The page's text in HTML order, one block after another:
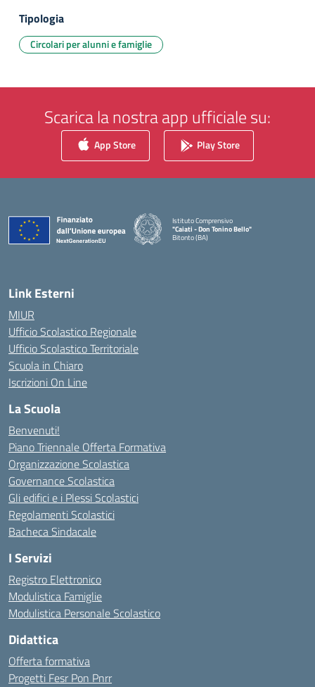
Tipologia
Circolari per alunni e famiglie
Scarica la nostra app ufficiale su:
App Store Play Store
Istituto Comprensivo
"Caiati - Don Tonino Bello"
Bitonto (BA)
Link Esterni
MIUR
Ufficio Scolastico Regionale
Ufficio Scolastico Territoriale
Scuola in Chiaro
Iscrizioni On Line
La Scuola
Benvenuti!
Piano Triennale Offerta Formativa
Organizzazione Scolastica
Governance Scolastica
Gli edifici e i Plessi Scolastici
Regolamenti Scolastici
Bacheca Sindacale
I Servizi
Registro Elettronico
Modulistica Famiglie
Modulistica Personale Scolastico
Didattica
Offerta formativa
Progetti Fesr Pon Pnrr